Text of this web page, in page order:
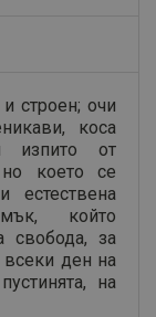
строен; очи
коса
изпито от
което се
който
свобода, за
всеки ден на
на